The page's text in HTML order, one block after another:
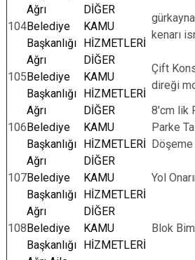
104
Ağrı
Belediye
Başkanlığı
DİĞER
KAMU
HİZMETLERİ
kenarı
105
Ağrı
Belediye
Başkanlığı
DİĞER
KAMU
HİZMETLERİ
Çift
direği
106
Ağrı
Belediye
Başkanlığı
DİĞER
KAMU
HİZMETLERİ
8'cm lik
Parke
Döşeme
107
Ağrı
Belediye
Başkanlığı
DİĞER
KAMU
HİZMETLERİ
Yol
108
Ağrı
Belediye
Başkanlığı
DİĞER
KAMU
HİZMETLERİ
Blok